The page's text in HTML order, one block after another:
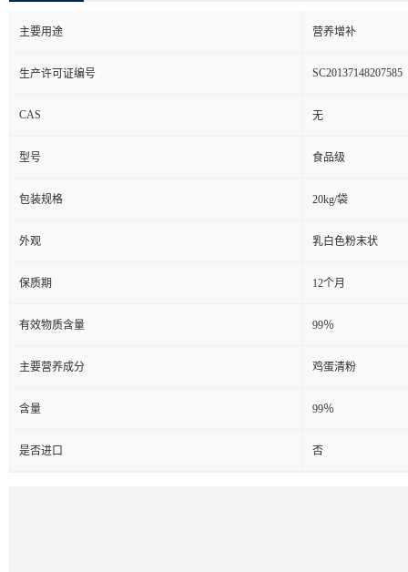
主要用途 营养增补
生产许可证编号 SC20137148207585
CAS 无
型号 食品级
包装规格 20kg/袋
外观 乳白色粉末状
保质期 12个月
有效物质含量 99％
主要营养成分 鸡蛋清粉
含量 99％
是否进口 否